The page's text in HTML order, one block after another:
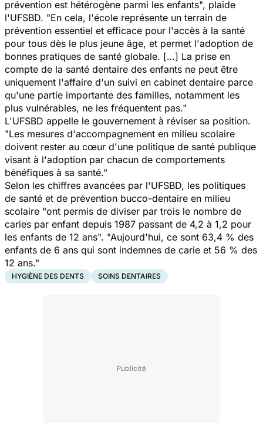
prévention est hétérogène parmi les enfants", plaide
l'UFSBD. "En cela, l'école représente un terrain de
prévention essentiel et efficace pour l'accès à la santé
pour tous dès le plus jeune âge, et permet l'adoption de
bonnes pratiques de santé globale. […] La prise en
compte de la santé dentaire des enfants ne peut être
uniquement l'affaire d'un suivi en cabinet dentaire parce
qu'une partie importante des familles, notamment les
plus vulnérables, ne les fréquentent pas."
L'UFSBD appelle le gouvernement à réviser sa position.
"Les mesures d'accompagnement en milieu scolaire
doivent rester au cœur d'une politique de santé publique
visant à l'adoption par chacun de comportements
bénéfiques à sa santé."
Selon les chiffres avancées par l'UFSBD, les politiques
de santé et de prévention bucco-dentaire en milieu
scolaire "ont permis de diviser par trois le nombre de
caries par enfant depuis 1987 passant de 4,2 à 1,2 pour
les enfants de 12 ans". "Aujourd'hui, ce sont 63,4 % des
enfants de 6 ans qui sont indemnes de carie et 56 % des
12 ans."
HYGIÈNE DES DENTS SOINS DENTAIRES